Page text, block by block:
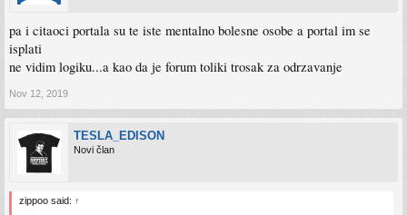
pa i citaoci portala su te iste mentalno bolesne osobe a portal im se
isplati
ne vidim logiku...a kao da je forum toliki trosak za odrzavanje
Nov 12, 2019
TESLA_EDISON
Novi član
zippoo said: ↑